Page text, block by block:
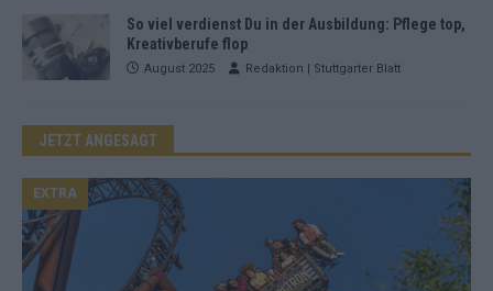
So viel verdienst Du in der Ausbildung: Pflege top,
Kreativberufe flop
August 2025 Redaktion | Stuttgarter Blatt
JETZT ANGESAGT
EXTRA